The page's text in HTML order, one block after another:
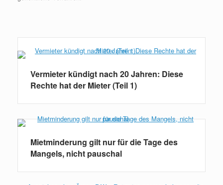
Vermieter kündigt nach 20 Jahren: Diese
Rechte hat der Mieter (Teil 1)
Mietminderung gilt nur für die Tage des
Mangels, nicht pauschal